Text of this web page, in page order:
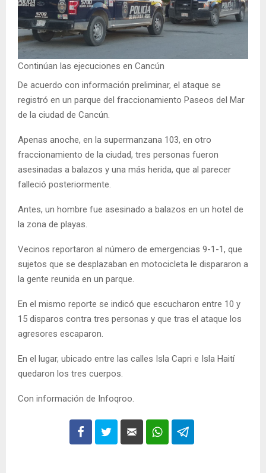
Continúan las ejecuciones en Cancún
De acuerdo con información preliminar, el ataque se
registró en un parque del fraccionamiento Paseos del Mar
de la ciudad de Cancún.
Apenas anoche, en la supermanzana 103, en otro
fraccionamiento de la ciudad, tres personas fueron
asesinadas a balazos y una más herida, que al parecer
falleció posteriormente.
Antes, un hombre fue asesinado a balazos en un hotel de
la zona de playas.
Vecinos reportaron al número de emergencias 9-1-1, que
sujetos que se desplazaban en motocicleta le dispararon a
la gente reunida en un parque.
En el mismo reporte se indicó que escucharon entre 10 y
15 disparos contra tres personas y que tras el ataque los
agresores escaparon.
En el lugar, ubicado entre las calles Isla Capri e Isla Haití
quedaron los tres cuerpos.
Con información de Infoqroo.